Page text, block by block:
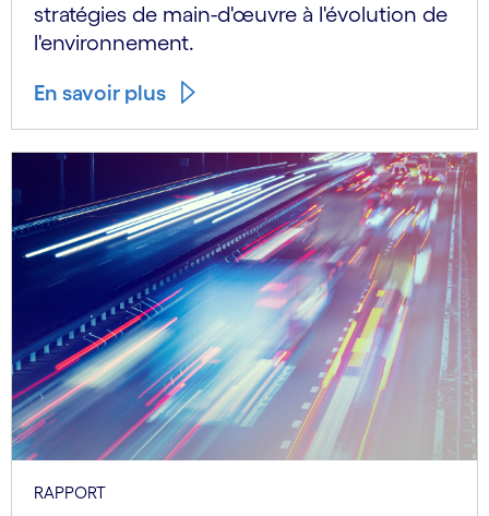
stratégies de main-d'œuvre à l'évolution de
l'environnement.
En savoir plus
RAPPORT